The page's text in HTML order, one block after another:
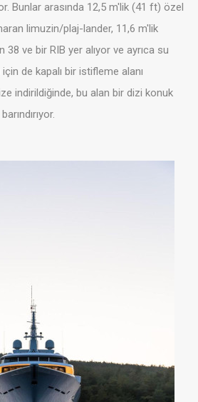
Bunlar arasında 12,5 m'lik (41 ft) özel
limuzin/plaj-lander, 11,6 m'lik
38 ve bir RIB yer alıyor ve ayrıca su
de kapalı bir istifleme alanı
indirildiğinde, bu alan bir dizi konuk